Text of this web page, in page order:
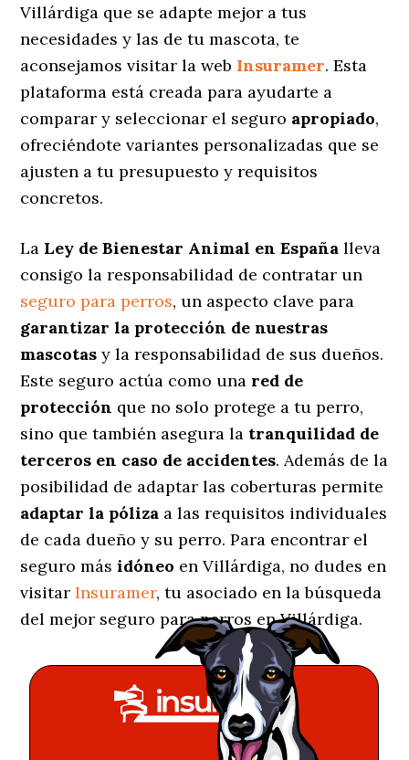
Villárdiga que se adapte mejor a tus
necesidades y las de tu mascota, te
aconsejamos visitar la web Insuramer. Esta
plataforma está creada para ayudarte a
comparar y seleccionar el seguro apropiado,
ofreciéndote variantes personalizadas que se
ajusten a tu presupuesto y requisitos
concretos.
La Ley de Bienestar Animal en España lleva
consigo la responsabilidad de contratar un
seguro para perros, un aspecto clave para
garantizar la protección de nuestras
mascotas y la responsabilidad de sus dueños.
Este seguro actúa como una red de
protección que no solo protege a tu perro,
sino que también asegura la tranquilidad de
terceros en caso de accidentes. Además de la
posibilidad de adaptar las coberturas permite
adaptar la póliza a las requisitos individuales
de cada dueño y su perro. Para encontrar el
seguro másidóneo en Villárdiga, no dudes en
visitarInsuramer, tu asociado en la búsqueda
del mejor seguro para perros en Villárdiga.